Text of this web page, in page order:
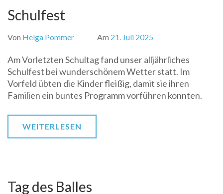
Schulfest
Von Helga Pommer Am 21. Juli 2025
Am Vorletzten Schultag fand unser alljährliches
Schulfest bei wunderschönem Wetter statt. Im
Vorfeld übten die Kinder fleißig, damit sie ihren
Familien ein buntes Programm vorführen konnten.
WEITERLESEN
Tag des Balles